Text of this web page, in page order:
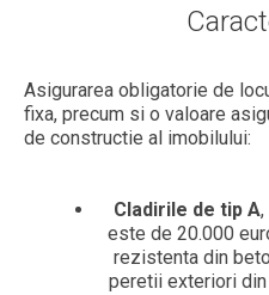
Asigurarea obligatorie de
fixa, precum si o valoare
de constructie al imobilului:
Cladirile de tip A
este de 20.000
rezistenta din
peretii exteriori